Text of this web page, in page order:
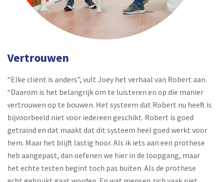
Vertrouwen
“Elke cliënt is anders”, vult Joey het verhaal van Robert aan.
“Daarom is het belangrijk om te luisteren en op die manier
vertrouwen op te bouwen. Het systeem dat Robert nu heeft is
bijvoorbeeld niet voor iedereen geschikt. Robert is goed
getraind en dat maakt dat dit systeem heel goed werkt voor
hem. Maar het blijft lastig hoor. Als ik iets aan een prothese
heb aangepast, dan oefenen we hier in de loopgang, maar
het echte testen begint toch pas buiten. Als de prothese